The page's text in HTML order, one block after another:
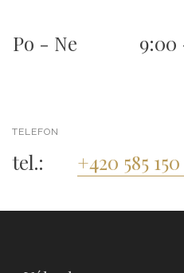
Po - Ne 9:00
TELEFON
tel.: +420 585